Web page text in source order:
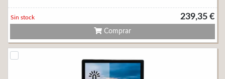
239,35 €
Sin stock
Comprar